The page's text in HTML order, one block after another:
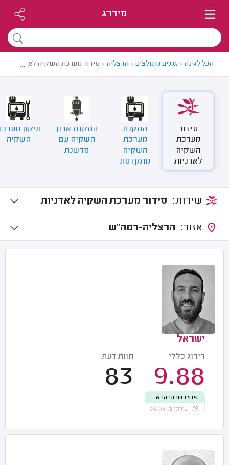
מידרג
הכל לגינה > גננים מומלצים> הרצליה > סידור מערכת השקיה לאדניות
...
סידור
מערכת
השקיה
לאדניות
התקנת
מערכת
השקיה
מתקדמת
התקנת ארון
השקיה עם
מדשנת
תיקון
השקיה
סידור מערכת השקיה לאדניות
הרצליה-רמה"ש
ישראל
דירוג כללי
9.88
חוות דעת
83
פנוי בשבוע הבא
עודכן ב-04/08